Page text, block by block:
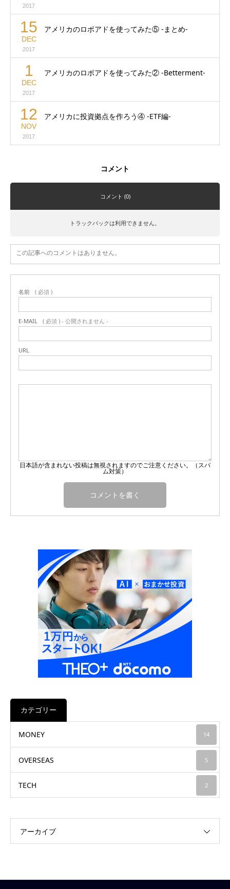
2017
15
DEC
2017
アメリカのロボアドを使ってみた⑤ -まとめ-
1
DEC
2017
アメリカのロボアドを使ってみた② -Betterment-
12
NOV
2017
アメリカに投資拠点を作ろう④ -ETF編-
コメント
コメント (0)
トラックバックは利用できません。
この記事へのコメントはありません。
名前 ( 必須 )
E-MAIL ( 必須 ) - 公開されません -
URL
日本語が含まれない投稿は無視されますのでご注意ください。（スパ
ム対策）
カテゴリー
MONEY 14
OVERSEAS 5
TECH 2
アーカイブ